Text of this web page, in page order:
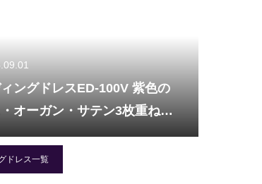
ングドレスED-100V 紫色の
オーガン・サテン3枚重ねの
レスです。
ドレス一覧